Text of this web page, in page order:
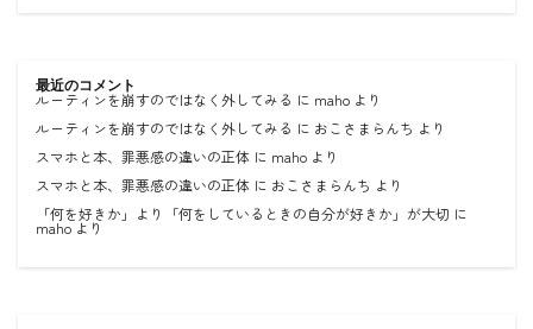
最近のコメント
ルーティンを崩すのではなく外してみる に maho より
ルーティンを崩すのではなく外してみる に おこさまらんち より
スマホと本、罪悪感の違いの正体 に maho より
スマホと本、罪悪感の違いの正体 に おこさまらんち より
「何を好きか」より「何をしているときの自分が好きか」が大切 に
mahoより